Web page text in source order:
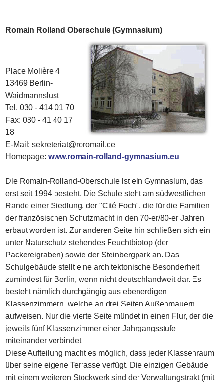
Romain Rolland Oberschule (Gymnasium)
Place Molière 4
13469 Berlin-
Waidmannslust
Tel. 030 - 414 01 70
Fax: 030 - 41 40 17
18
E-Mail: sekreteriat@roromail.de
Homepage:www.romain-rolland-gymnasium.eu
Die Romain-Rolland-Oberschule ist ein Gymnasium, das
erst seit 1994 besteht. Die Schule steht am südwestlichen
Rande einer Siedlung, der "Cité Foch", die für die Familien
der französischen Schutzmacht in den 70-er/80-er Jahren
erbaut worden ist. Zur anderen Seite hin schließen sich ein
unter Naturschutz stehendes Feuchtbiotop (der
Packereigraben) sowie der Steinbergpark an. Das
Schulgebäude stellt eine architektonische Besonderheit
zumindest für Berlin, wenn nicht deutschlandweit dar. Es
besteht nämlich durchgängig aus ebenerdigen
Klassenzimmern, welche an drei Seiten Außenmauern
aufweisen. Nur die vierte Seite mündet in einen Flur, der die
jeweils fünf Klassenzimmer einer Jahrgangsstufe
miteinander verbindet.
Diese Aufteilung macht es möglich, dass jeder Klassenraum
über seine eigene Terrasse verfügt. Die einzigen Gebäude
mit einem weiteren Stockwerk sind der Verwaltungstrakt (mit